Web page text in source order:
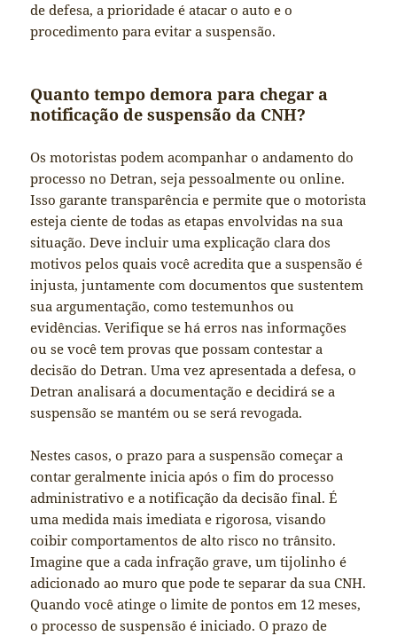
de defesa, a prioridade é atacar o auto e o
procedimento para evitar a suspensão.
Quanto tempo demora para chegar a
notificação de suspensão da CNH?
Os motoristas podem acompanhar o andamento do
processo no Detran, seja pessoalmente ou online.
Isso garante transparência e permite que o motorista
esteja ciente de todas as etapas envolvidas na sua
situação. Deve incluir uma explicação clara dos
motivos pelos quais você acredita que a suspensão é
injusta, juntamente com documentos que sustentem
sua argumentação, como testemunhos ou
evidências. Verifique se há erros nas informações
ou se você tem provas que possam contestar a
decisão do Detran. Uma vez apresentada a defesa, o
Detran analisará a documentação e decidirá se a
suspensão se mantém ou se será revogada.
Nestes casos, o prazo para a suspensão começar a
contar geralmente inicia após o fim do processo
administrativo e a notificação da decisão final. É
uma medida mais imediata e rigorosa, visando
coibir comportamentos de alto risco no trânsito.
Imagine que a cada infração grave, um tijolinho é
adicionado ao muro que pode te separar da sua CNH.
Quando você atinge o limite de pontos em 12 meses,
o processo de suspensão é iniciado. O prazo de